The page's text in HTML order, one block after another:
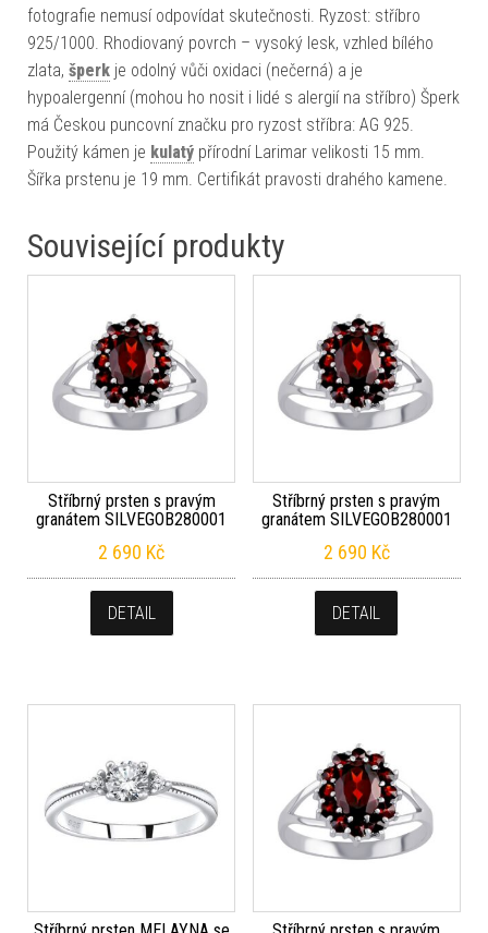
fotografie nemusí odpovídat skutečnosti. Ryzost: stříbro
925/1000. Rhodiovaný povrch – vysoký lesk, vzhled bílého
zlata, šperk je odolný vůči oxidaci (nečerná) a je
hypoalergenní (mohou ho nosit i lidé s alergií na stříbro) Šperk
má Českou puncovní značku pro ryzost stříbra: AG 925.
Použitý kámen je kulatý přírodní Larimar velikosti 15 mm.
Šířka prstenu je 19 mm. Certifikát pravosti drahého kamene.
Související produkty
Stříbrný prsten s pravým
granátem SILVEGOB280001
2 690 Kč
DETAIL
Stříbrný prsten s pravým
granátem SILVEGOB280001
2 690 Kč
DETAIL